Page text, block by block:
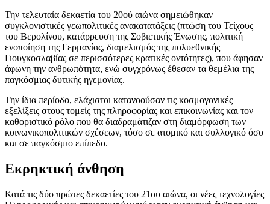
Την τελευταία δεκαετία του 20ού αιώνα σημειώθηκαν
συγκλονιστικές γεωπολιτικές ανακατατάξεις (πτώση του Τείχους
του Βερολίνου, κατάρρευση της Σοβιετικής Ένωσης, πολιτική
ενοποίηση της Γερμανίας, διαμελισμός της πολυεθνικής
Γιουγκοσλαβίας σε περισσότερες κρατικές οντότητες), που άφησαν
άφωνη την ανθρωπότητα, ενώ συγχρόνως έθεσαν τα θεμέλια της
παγκόσμιας δυτικής ηγεμονίας.
Την ίδια περίοδο, ελάχιστοι κατανοούσαν τις κοσμογονικές
εξελίξεις στους τομείς της πληροφορίας και επικοινωνίας και τον
καθοριστικό ρόλο που θα διαδραμάτιζαν στη διαμόρφωση των
κοινωνικοπολιτικών σχέσεων, τόσο σε ατομικό και συλλογικό όσο
και σε παγκόσμιο επίπεδο.
Εκρηκτική άνθηση
Κατά τις δύο πρώτες δεκαετίες του 21ου αιώνα, οι νέες τεχνολογίες